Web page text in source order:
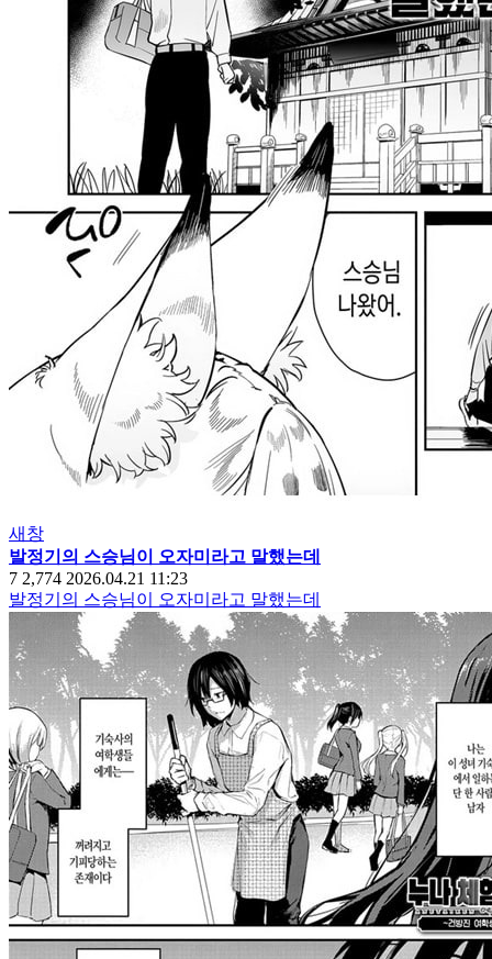
새창
발정기의 스승님이 오자미라고 말했는데
7 2,774 2026.04.21 11:23
발정기의 스승님이 오자미라고 말했는데